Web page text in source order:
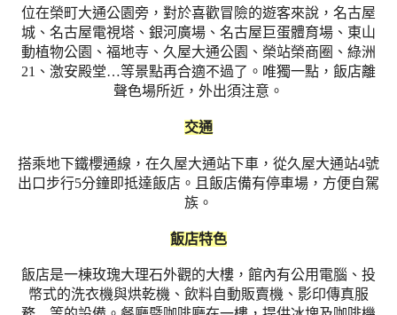
位在榮町大通公園旁，對於喜歡冒險的遊客來說，名古屋
城、名古屋電視塔、銀河廣場、名古屋巨蛋體育場、東山
動植物公園、福地寺、久屋大通公園、榮站榮商圈、綠洲
21、激安殿堂…等景點再合適不過了。唯獨一點，飯店離
聲色場所近，外出須注意。
交通
搭乘地下鐵櫻通線，在久屋大通站下車，從久屋大通站4號
出口步行5分鐘即抵達飯店。且飯店備有停車場，方便自駕
族。
飯店特色
飯店是一棟玫瑰大理石外觀的大樓，館內有公用電腦、投
幣式的洗衣機與烘乾機、飲料自動販賣機、影印傳真服